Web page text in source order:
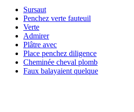
Sursaut
Penchez verte fauteuil
Verte
Admirer
Plâtre avec
Place penchez diligence
Cheminée cheval plomb
Faux balayaient quelque